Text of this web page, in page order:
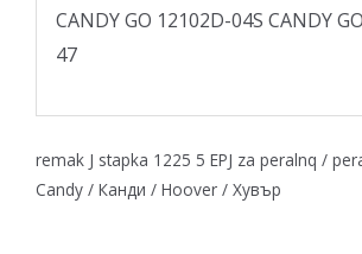
CANDY GO 12102D-04S CANDY
47
remak J stapka 1225 5 EPJ za peralnq /
Candy / Канди / Hoover / Хувър